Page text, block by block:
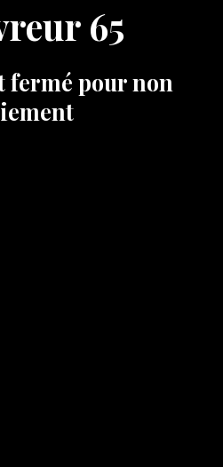
65
pour non